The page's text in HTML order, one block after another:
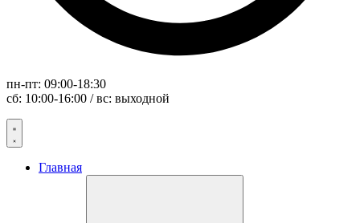
пн-пт: 09:00-18:30
сб: 10:00-16:00 / вс: выходной
Главная